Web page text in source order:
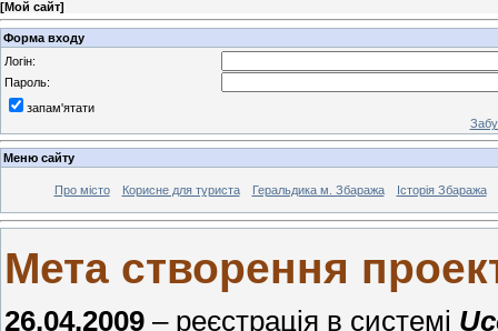
[Мой сайт]
Форма входу
Логін:
Пароль:
запам'ятати
Меню сайту
Про місто Корисне для туриста Геральдика м. Збаража Історія Збаража
Мета створення
26.04.2009 – реєстрація в системі